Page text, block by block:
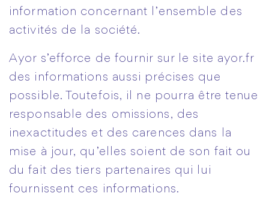
information concernant l’ensemble des
activités de la société.
Ayor s’efforce de fournir sur le site ayor.fr
des informations aussi précises que
possible. Toutefois, il ne pourra être tenue
responsable des omissions, des
inexactitudes et des carences dans la
mise à jour, qu’elles soient de son fait ou
du fait des tiers partenaires qui lui
fournissent ces informations.